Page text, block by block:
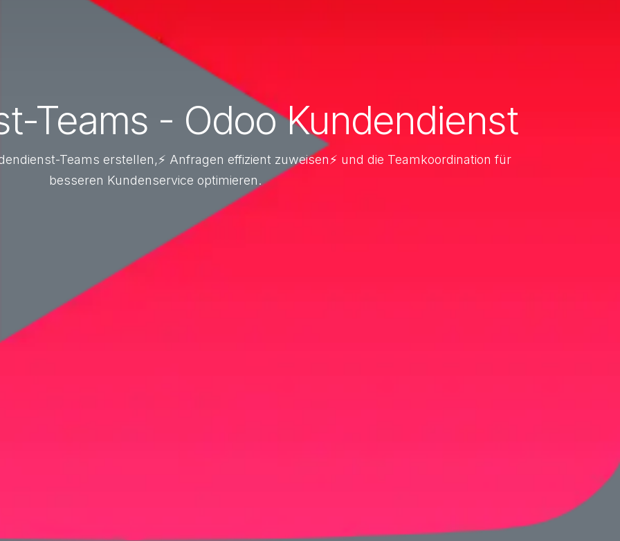
Teams - Odoo Kundendienst
Teams erstellen,⚡ Anfragen effizient zuweisen⚡ und die Teamkoordination für
besseren Kundenservice optimieren.